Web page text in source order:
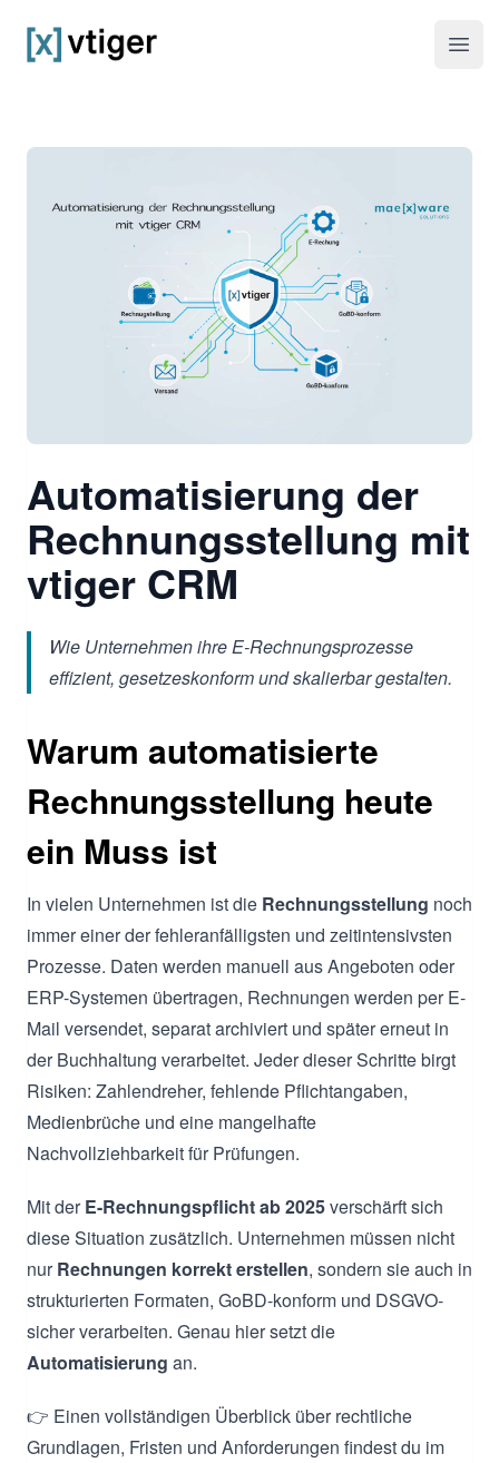
vtiger CRM
Automatisierung der
Rechnungsstellung mit
vtiger CRM
Wie Unternehmen ihre E-Rechnungsprozesse
effizient, gesetzeskonform und skalierbar gestalten.
Warum automatisierte
Rechnungsstellung heute
ein Muss ist
In vielen Unternehmen ist die Rechnungsstellung noch
immer einer der fehleranfälligsten und zeitintensivsten
Prozesse. Daten werden manuell aus Angeboten oder
ERP-Systemen übertragen, Rechnungen werden per E-
Mail versendet, separat archiviert und später erneut in
der Buchhaltung verarbeitet. Jeder dieser Schritte birgt
Risiken: Zahlendreher, fehlende Pflichtangaben,
Medienbrüche und eine mangelhafte
Nachvollziehbarkeit für Prüfungen.
Mit derE-Rechnungspflicht ab 2025verschärft sich
diese Situation zusätzlich. Unternehmen müssen nicht
nurRechnungen korrekt erstellen, sondern sie auch in
strukturierten Formaten, GoBD-konform und DSGVO-
sicher verarbeiten. Genau hier setzt die
Automatisierung an.
👉 Einen vollständigen Überblick über rechtliche
Grundlagen, Fristen und Anforderungen findest du im